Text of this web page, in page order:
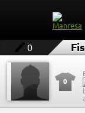
0
0